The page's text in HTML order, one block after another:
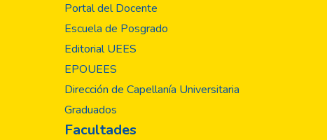
Portal del Docente
Escuela de Posgrado
Editorial UEES
EPOUEES
Dirección de Capellanía Universitaria
Graduados
Facultades